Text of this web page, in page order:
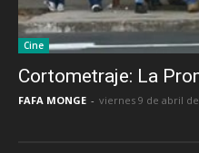
Cine
Cortometraje: La
FAFA MONGE - viernes 9 de abril de